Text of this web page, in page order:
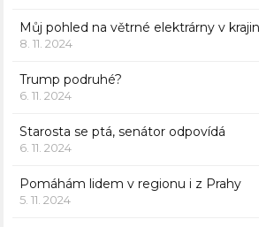
Můj pohled na větrné elektrárny v
8. 11. 2024
Trump podruhé?
6. 11. 2024
Starosta se ptá, senátor odpovídá
6. 11. 2024
Pomáhám lidem v regionu i z Prahy
5. 11. 2024